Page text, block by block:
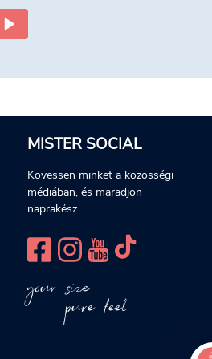
MISTER SOCIAL
Kövessen minket a közösségi
médiában, és maradjon
naprakész.
your size
pure feel